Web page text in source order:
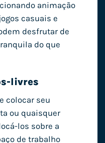
animação
casuais e
desfrutar de
do que
livres
colocar seu
ou quaisquer
los sobre a
de trabalho